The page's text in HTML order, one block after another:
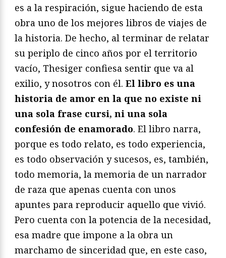
es a la respiración, sigue haciendo de esta
obra uno de los mejores libros de viajes de
la historia. De hecho, al terminar de relatar
su periplo de cinco años por el territorio
vacío, Thesiger confiesa sentir que va al
exilio, y nosotros con él. El libro es una
historia de amor en la que no existe ni
una sola frase cursi, ni una sola
confesión de enamorado. El libro narra,
porque es todo relato, es todo experiencia,
es todo observación y sucesos, es, también,
todo memoria, la memoria de un narrador
de raza que apenas cuenta con unos
apuntes para reproducir aquello que vivió.
Pero cuenta con la potencia de la necesidad,
esa madre que impone a la obra un
marchamo de sinceridad que, en este caso,